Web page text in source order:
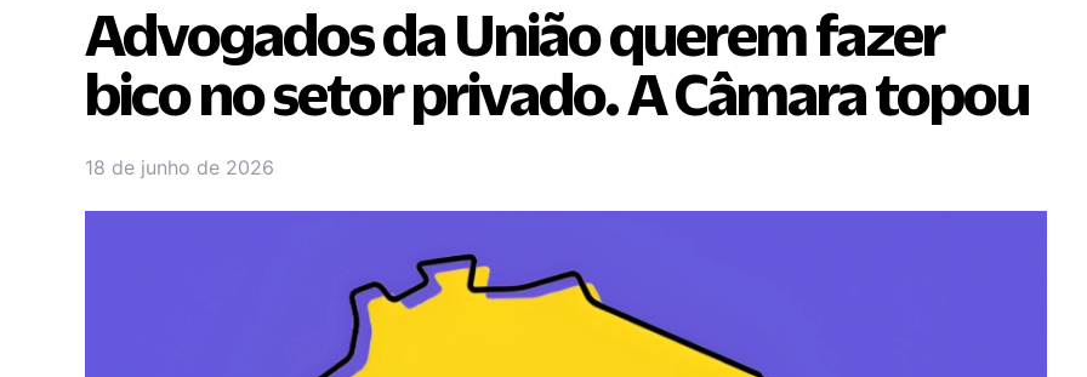
Advogados da União querem fazer
bico no setor privado. A Câmara topou
18 de junho de 2026